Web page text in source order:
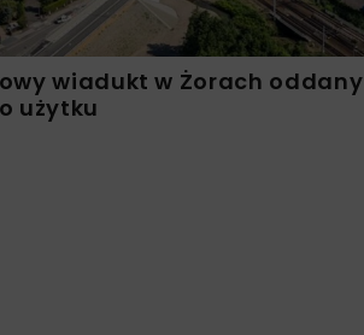
wiadukt w Żorach oddany
użytku